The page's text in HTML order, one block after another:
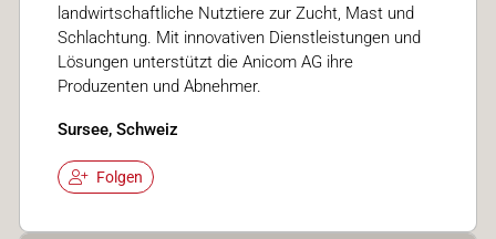
landwirtschaftliche Nutztiere zur Zucht, Mast und
Schlachtung. Mit innovativen Dienstleistungen und
Lösungen unterstützt die Anicom AG ihre
Produzenten und Abnehmer.
Sursee, Schweiz
Folgen